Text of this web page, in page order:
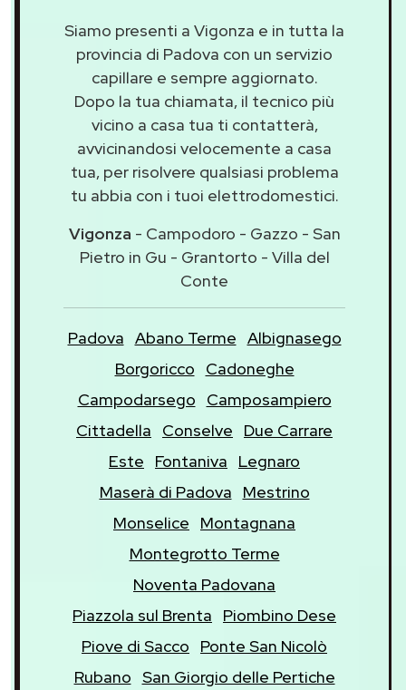
Siamo presenti a Vigonza e in tutta la
provincia di Padova con un servizio
capillare e sempre aggiornato.
Dopo la tua chiamata, il tecnico più
vicino a casa tua ti contatterà,
avvicinandosi velocemente a casa
tua, per risolvere qualsiasi problema
tu abbia con i tuoi elettrodomestici.
Vigonza - Campodoro - Gazzo - San
Pietro in Gu - Grantorto - Villa del
Conte
Padova Abano Terme Albignasego
Borgoricco
Cadoneghe
Campodarsego
Camposampiero
Cittadella
Conselve
Due Carrare
Este
Fontaniva
Legnaro
Maserà di Padova
Mestrino
Monselice
Montagnana
Montegrotto Terme
Noventa Padovana
Piazzola sul Brenta
Piombino Dese
Piove di Sacco
Ponte San Nicolò
Rubano San Giorgio delle Pertiche